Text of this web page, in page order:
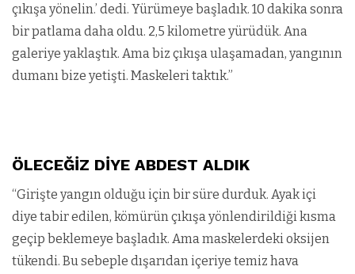
çıkışa yönelin.’ dedi. Yürümeye başladık. 10 dakika sonra
bir patlama daha oldu. 2,5 kilometre yürüdük. Ana
galeriye yaklaştık. Ama biz çıkışa ulaşamadan, yangının
dumanı bize yetişti. Maskeleri taktık.”
ÖLECEĞİZ DİYE ABDEST ALDIK
“Girişte yangın olduğu için bir süre durduk. Ayak içi
diye tabir edilen, kömürün çıkışa yönlendirildiği kısma
geçip beklemeye başladık. Ama maskelerdeki oksijen
tükendi. Bu sebeple dışarıdan içeriye temiz hava